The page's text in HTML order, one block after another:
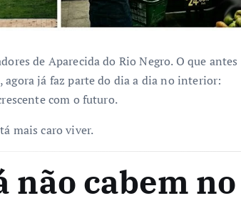
de Aparecida do Rio Negro. O que antes
agora já faz parte do dia a dia no interior:
com o futuro.
mais caro viver.
não cabem no